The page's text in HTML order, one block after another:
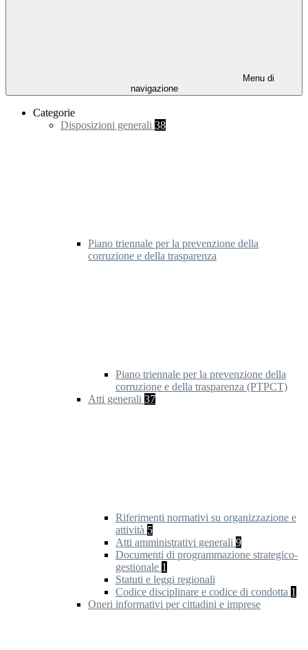
Menu di
navigazione
Categorie
Disposizioni generali 38
Piano triennale per la prevenzione della
corruzione e della trasparenza
Piano triennale per la prevenzione della
corruzione e della trasparenza (PTPCT)
Atti generali 37
Riferimenti normativi su organizzazione e
attività 5
Atti amministrativi generali 9
Documenti di programmazione strategico-
gestionale 1
Statuti e leggi regionali
Codice disciplinare e codice di condotta 1
Oneri informativi per cittadini e imprese